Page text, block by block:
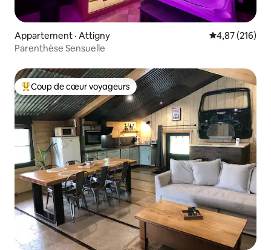
Appartement · Attigny Note
4,87 (216)
Parenthèse Sensuelle
Coup de cœur voyageurs parmi les plus aimés
Coup de cœur voyageurs